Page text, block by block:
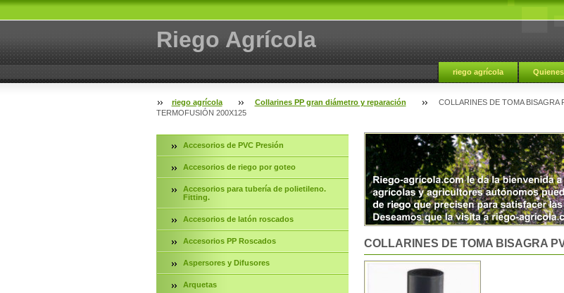
Riego Agrícola
riego agrícola
riego agrícola Collarines PP gran diámetro y reparación
COLLARINES DE TOMA BISAGRA
TERMOFUSIÓN 200X125
COLLARINES DE TOMA BISAGRA
Accesorios de PVC Presión
Accesorios de riego por goteo
Accesorios para tubería de polietileno.
Fitting.
Accesorios de latón roscados
Accesorios PP Roscados
Aspersores y Difusores
Arquetas